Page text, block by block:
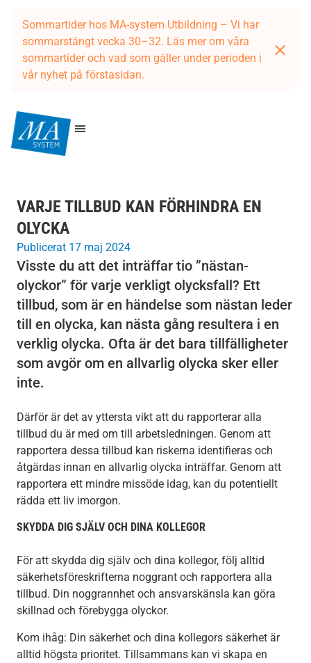
Sommartider hos MA-system Utbildning – Vi har
sommarstängt vecka 30–32. Läs mer om våra
sommartider och vad som gäller under perioden i
vår nyhet på förstasidan.
VARJE TILLBUD KAN FÖRHINDRA EN
OLYCKA
Publicerat 17 maj 2024
Visste du att det inträffar tio ”nästan-
olyckor” för varje verkligt olycksfall? Ett
tillbud, som är en händelse som nästan leder
till en olycka, kan nästa gång resultera i en
verklig olycka. Ofta är det bara tillfälligheter
som avgör om en allvarlig olycka sker eller
inte.
Därför är det av yttersta vikt att du rapporterar alla
tillbud du är med om till arbetsledningen. Genom att
rapportera dessa tillbud kan riskerna identifieras och
åtgärdas innan en allvarlig olycka inträffar. Genom att
rapportera ett mindre missöde idag, kan du potentiellt
rädda ett liv imorgon.
SKYDDA DIG SJÄLV OCH DINA KOLLEGOR
För att skydda dig själv och dina kollegor, följ alltid
säkerhetsföreskrifterna noggrant och rapportera alla
tillbud. Din noggrannhet och ansvarskänsla kan göra
skillnad och förebygga olyckor.
Kom ihåg: Din säkerhet och dina kollegors säkerhet är
alltid högsta prioritet. Tillsammans kan vi skapa en